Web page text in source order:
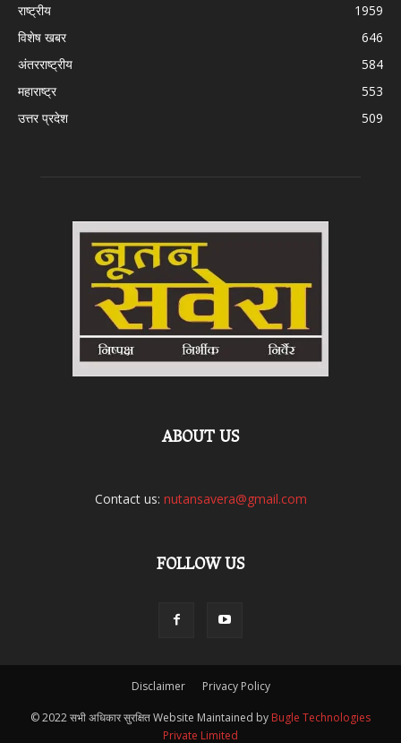
राष्ट्रीय
1959
विशेष खबर
646
अंतरराष्ट्रीय
584
महाराष्ट्र
553
उत्तर प्रदेश
509
ABOUT US
Contact us: nutansavera@gmail.com
FOLLOW US
Disclaimer Privacy Policy
© 2022 सभी अधिकार सुरक्षित Website Maintained by Bugle Technologies
Private Limited